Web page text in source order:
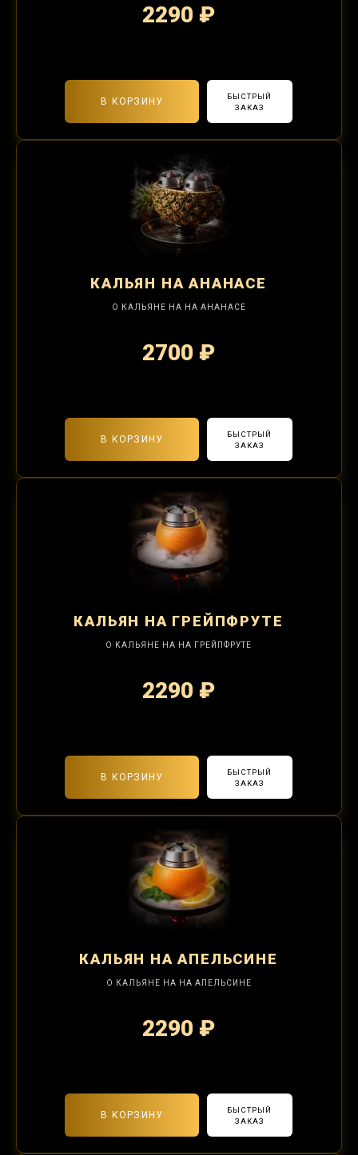
2290 ₽
В КОРЗИНУ
БЫСТРЫЙ
ЗАКАЗ
КАЛЬЯН НА АНАНАСЕ
О КАЛЬЯНЕ НА НА АНАНАСЕ
2700 ₽
В КОРЗИНУ
БЫСТРЫЙ
ЗАКАЗ
КАЛЬЯН НА ГРЕЙПФРУТЕ
О КАЛЬЯНЕ НА НА ГРЕЙПФРУТЕ
2290 ₽
В КОРЗИНУ
БЫСТРЫЙ
ЗАКАЗ
КАЛЬЯН НА АПЕЛЬСИНЕ
О КАЛЬЯНЕ НА НА АПЕЛЬСИНЕ
2290 ₽
В КОРЗИНУ
БЫСТРЫЙ
ЗАКАЗ